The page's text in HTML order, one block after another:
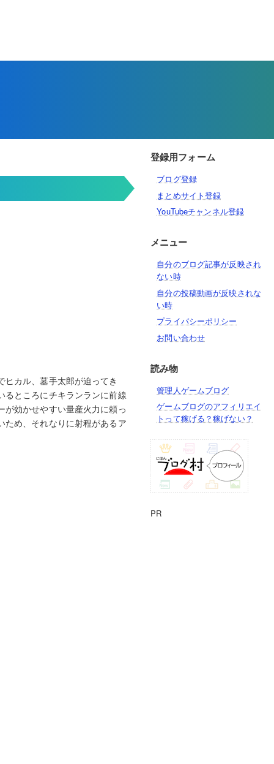
カル、墓手太郎が迫ってき
るところにチキランランに前線
効かせやすい量産火力に頼っ
ため、それなりに射程があるア
登録用フォーム
ブログ登録
まとめサイト登録
YouTubeチャンネル登録
メニュー
自分のブログ記事が反映され
ない時
自分の投稿動画が反映されな
い時
プライバシーポリシー
お問い合わせ
読み物
管理人ゲームブログ
ゲームブログのアフィリエイ
トって稼げる？稼げない？
PR